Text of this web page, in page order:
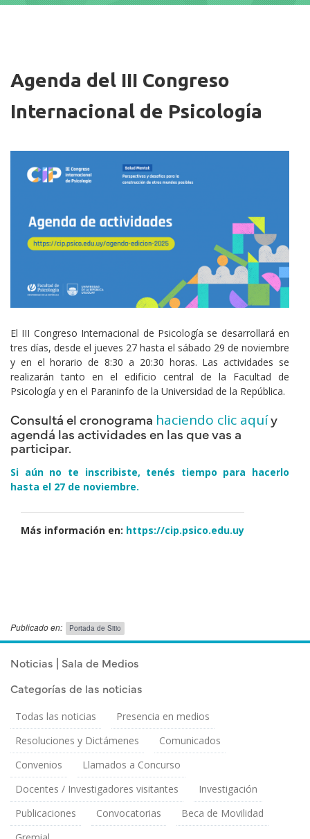
Noticias | Sala de Medios
Categorías de las noticias
Todas las noticias
Presencia en medios
Resoluciones y Dictámenes
Comunicados
Convenios
Llamados a Concurso
Docentes / Investigadores visitantes
Investigación
Publicaciones
Convocatorias
Beca de Movilidad
Agenda del III Congreso
Internacional de Psicología
Cuerpo
El III Congreso Internacional de Psicología se desarrollará en
tres días, desde el jueves 27 hasta el sábado 29 de noviembre
y en el horario de 8:30 a 20:30 horas. Las actividades se
realizarán tanto en el edificio central de la Facultad de
Psicología y en el Paraninfo de la Universidad de la República.
Consultá el cronograma haciendo clic aquíy
agendá las actividades en las que vas a
participar.
Si aún no te inscribiste, tenés tiempo para hacerlo
hasta el 27 de noviembre.
Más información en: https://cip.psico.edu.uy
Publicado en: Portada de Sitio
Publicado el Viernes 31 Octubre, 2025